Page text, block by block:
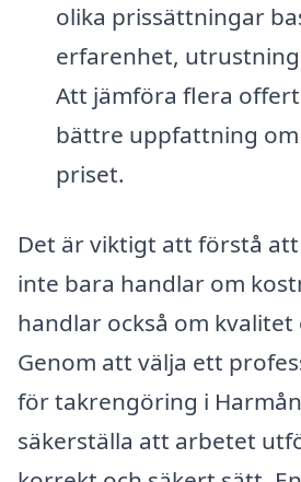
olika prissättningar
erfarenhet,
Att jämföra flera
bättre uppfattning
priset.
Det är viktigt att förstå
inte bara handlar om
handlar också om kvalitet
Genom att välja ett
för takrengöring i
säkerställa att arbetet